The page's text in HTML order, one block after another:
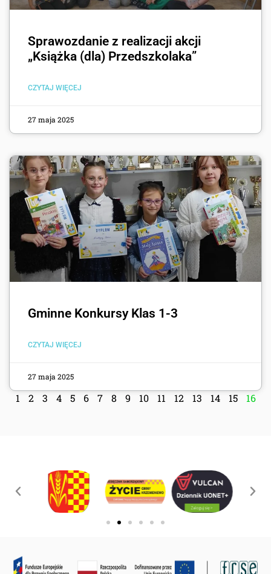
Sprawozdanie z realizacji akcji
„Książka (dla) Przedszkolaka”
CZYTAJ WIĘCEJ
27 maja 2025
Gminne Konkursy Klas 1-3
CZYTAJ WIĘCEJ
27 maja 2025
1 2 3 4 5 6 7 8 9 10 11 12 13 14 15 16